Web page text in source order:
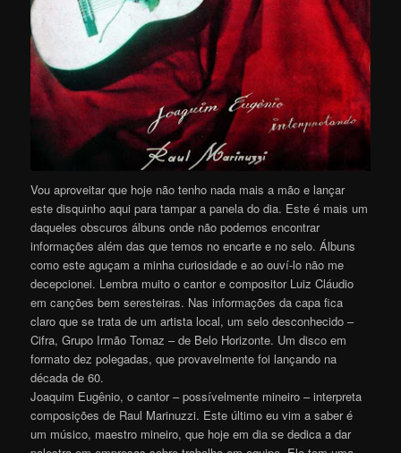
Vou aproveitar que hoje não tenho nada mais a mão e lançar
este disquinho aqui para tampar a panela do dia. Este é mais um
daqueles obscuros álbuns onde não podemos encontrar
informações além das que temos no encarte e no selo. Álbuns
como este aguçam a minha curiosidade e ao ouví-lo não me
decepcionei. Lembra muito o cantor e compositor Luiz Cláudio
em canções bem seresteiras. Nas informações da capa fica
claro que se trata de um artista local, um selo desconhecido –
Cifra, Grupo Irmão Tomaz – de Belo Horizonte. Um disco em
formato dez polegadas, que provavelmente foi lançando na
década de 60.
Joaquim Eugênio, o cantor – possívelmente mineiro – interpreta
composições de Raul Marinuzzi. Este último eu vim a saber é
um músico, maestro mineiro, que hoje em dia se dedica a dar